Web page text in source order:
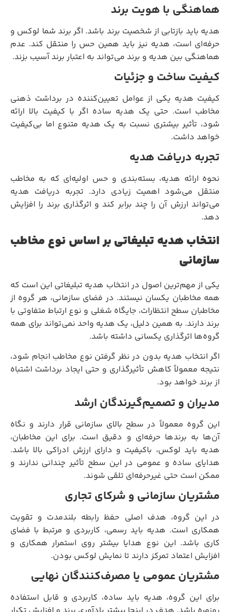
هماهنگی با هویت برند
هدیه باید بازتابی از شخصیت برند باشد. اگر برند شما لوکس و
حرفه‌ای است، هدیه نیز باید همین حس را منتقل کند. عدم
هماهنگی بین هدیه و برند می‌تواند به اعتبار برند آسیب بزند.
کیفیت ساخت و جزئیات
کیفیت هدیه یکی از عوامل تعیین‌کننده در برداشت ذهنی
مخاطب است. حتی یک هدیه ساده اگر با کیفیت بالا ارائه
شود، تأثیر بیشتری نسبت به یک هدیه متنوع اما بی‌کیفیت
خواهد داشت.
تجربه دریافت هدیه
نحوه ارائه هدیه، بسته‌بندی و حس اولیه‌ای که به مخاطب
منتقل می‌شود اهمیت زیادی دارد. تجربه دریافت هدیه
می‌تواند ارزش آن را چند برابر کند و اثرگذاری برند را افزایش
دهد.
انتخاب هدیه تبلیغاتی بر اساس نوع مخاطب
سازمانی
یکی از مهم‌ترین اصول در انتخاب هدیه تبلیغاتی این است که
همه مخاطبان یکسان نیستند. در فضای سازمانی، هر گروه از
مخاطبان سطح انتظارات، جایگاه شغلی و نوع ارتباط متفاوتی با
برند دارند. به همین دلیل، یک هدیه واحد نمی‌تواند برای همه
گروه‌ها اثرگذاری یکسانی داشته باشد.
اگر انتخاب هدیه بدون در نظر گرفتن نوع مخاطب انجام شود،
نتیجه معمولاً کاهش تأثیرگذاری و حتی ایجاد برداشت اشتباه
از برند خواهد بود.
مدیران و تصمیم‌گیرندگان ارشد
این گروه معمولاً در سطح بالای سازمانی قرار دارند و نگاه
آن‌ها به برندها حرفه‌ای و دقیق است. برای این مخاطبان،
هدیه باید لوکس، باکیفیت و دارای ارزش ادراکی بالا باشد.
هدایای ساده و عمومی در این سطح تأثیر چندانی ندارند و
ممکن است حتی غیرحرفه‌ای تلقی شوند.
مشتریان سازمانی و شرکای تجاری
در این گروه، هدف اصلی حفظ رابطه بلندمدت و تقویت
همکاری است. هدیه باید رسمی، کاربردی و مرتبط با فضای
کاری باشد. این نوع هدایا بیشتر روی استمرار همکاری و
افزایش اعتماد تمرکز دارند تا نمایش لوکس بودن.
مشتریان عمومی یا مصرف‌کنندگان نهایی
برای این گروه، هدیه باید ساده، کاربردی و قابل استفاده